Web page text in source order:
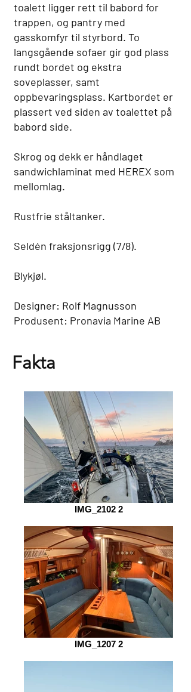
toalett ligger rett til babord for
trappen, og pantry med
gasskomfyr til styrbord. To
langsgående sofaer gir god plass
rundt bordet og ekstra
soveplasser, samt
oppbevaringsplass. Kartbordet er
plassert ved siden av toalettet på
babord side.
Skrog og dekk er håndlaget
sandwichlaminat med HEREX som
mellomlag.
Rustfrie ståltanker.
Seldén fraksjonsrigg (7/8).
Blykjøl.
Designer: Rolf Magnusson
Produsent: Pronavia Marine AB
Fakta
IMG_2102 2
IMG_1207 2